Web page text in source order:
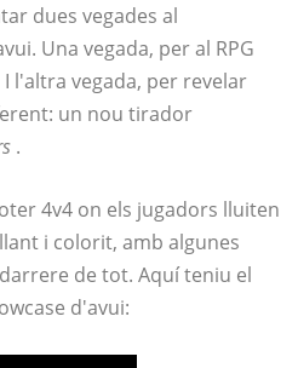
dues vegades al
Una vegada, per al RPG
I l'altra vegada, per revelar
un nou tirador
.
4v4 on els jugadors lluiten
i colorit, amb algunes
de tot. Aquí teniu el
d'avui: